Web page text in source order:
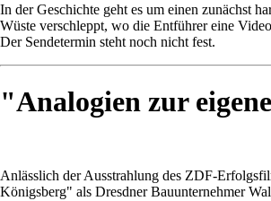
In der Geschichte geht es um einen zunächst
Wüste verschleppt, wo die Entführer eine
Der Sendetermin steht noch nicht fest.
"Analogien zur
Anlässlich der Ausstrahlung des ZDF-
Königsberg" als Dresdner Bauunternehmer